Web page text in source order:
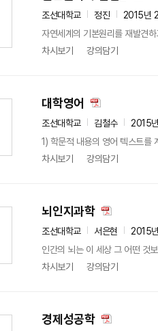
조선대학교 정진
2015년
자연세계의 기본원리를 재발견
차시보기
강의담기
대학영어
조선대학교 김철수
2015
1) 학문적 내용의 영어 텍스트를
차시보기
강의담기
뇌인지과학
조선대학교 서은현
2015
인간의 뇌는 이 세상 그 어떤 것
차시보기
강의담기
경제성공학